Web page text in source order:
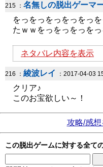
215 ： 名無しの脱出ゲーマ
をっをっをっをっをっ
たｗｗをっをっをっを
ネタバレ内容を表示
216 ： 綾波レイ ：2017-04-03
クリア♪
このお宝欲しい～！
攻略/感
この脱出ゲームに対する全て